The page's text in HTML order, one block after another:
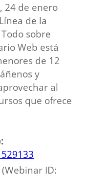
24 de enero
de la
sobre
Web está
de 12
y
al
que ofrece
ID: